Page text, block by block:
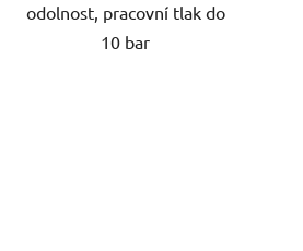
odolnost, pracovní tlak do
10 bar